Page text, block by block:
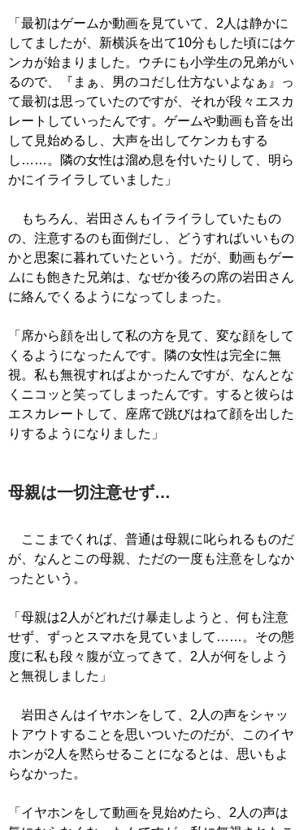
「最初はゲームか動画を見ていて、2人は静かに
してましたが、新横浜を出て10分もした頃にはケ
ンカが始まりました。ウチにも小学生の兄弟がい
るので、『まぁ、男のコだし仕方ないよなぁ』っ
て最初は思っていたのですが、それが段々エスカ
レートしていったんです。ゲームや動画も音を出
して見始めるし、大声を出してケンカもする
し……。隣の女性は溜め息を付いたりして、明ら
かにイライラしていました」
もちろん、岩田さんもイライラしていたもの
の、注意するのも面倒だし、どうすればいいもの
かと思案に暮れていたという。だが、動画もゲー
ムにも飽きた兄弟は、なぜか後ろの席の岩田さん
に絡んでくるようになってしまった。
「席から顔を出して私の方を見て、変な顔をして
くるようになったんです。隣の女性は完全に無
視。私も無視すればよかったんですが、なんとな
くニコッと笑ってしまったんです。すると彼らは
エスカレートして、座席で跳びはねて顔を出した
りするようになりました」
母親は一切注意せず…
ここまでくれば、普通は母親に叱られるものだ
が、なんとこの母親、ただの一度も注意をしなか
ったという。
「母親は2人がどれだけ暴走しようと、何も注意
せず、ずっとスマホを見ていまして……。その態
度に私も段々腹が立ってきて、2人が何をしよう
と無視しました」
岩田さんはイヤホンをして、2人の声をシャッ
トアウトすることを思いついたのだが、このイヤ
ホンが2人を黙らせることになるとは、思いもよ
らなかった。
「イヤホンをして動画を見始めたら、2人の声は